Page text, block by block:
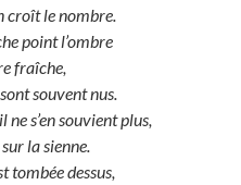
croît le nombre.
point l’ombre
fraîche,
souvent nus.
ne s’en souvient plus,
la sienne.
tombée dessus,